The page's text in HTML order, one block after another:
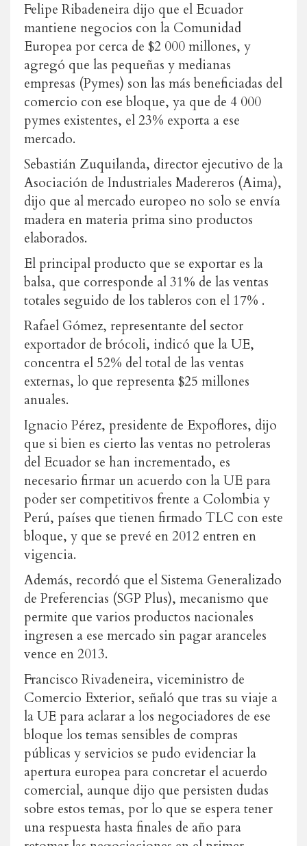
Felipe Ribadeneira dijo que el Ecuador
mantiene negocios con la Comunidad
Europea por cerca de $2 000 millones, y
agregó que las pequeñas y medianas
empresas (Pymes) son las más beneficiadas del
comercio con ese bloque, ya que de 4 000
pymes existentes, el 23% exporta a ese
mercado.
Sebastián Zuquilanda, director ejecutivo de la
Asociación de Industriales Madereros (Aima),
dijo que al mercado europeo no solo se envía
madera en materia prima sino productos
elaborados.
El principal producto que se exportar es la
balsa, que corresponde al 31% de las ventas
totales seguido de los tableros con el 17% .
Rafael Gómez, representante del sector
exportador de brócoli, indicó que la UE,
concentra el 52% del total de las ventas
externas, lo que representa $25 millones
anuales.
Ignacio Pérez, presidente de Expoflores, dijo
que si bien es cierto las ventas no petroleras
del Ecuador se han incrementado, es
necesario firmar un acuerdo con la UE para
poder ser competitivos frente a Colombia y
Perú, países que tienen firmado TLC con este
bloque, y que se prevé en 2012 entren en
vigencia.
Además, recordó que el Sistema Generalizado
de Preferencias (SGP Plus), mecanismo que
permite que varios productos nacionales
ingresen a ese mercado sin pagar aranceles
vence en 2013.
Francisco Rivadeneira, viceministro de
Comercio Exterior, señaló que tras su viaje a
la UE para aclarar a los negociadores de ese
bloque los temas sensibles de compras
públicas y servicios se pudo evidenciar la
apertura europea para concretar el acuerdo
comercial, aunque dijo que persisten dudas
sobre estos temas, por lo que se espera tener
una respuesta hasta finales de año para